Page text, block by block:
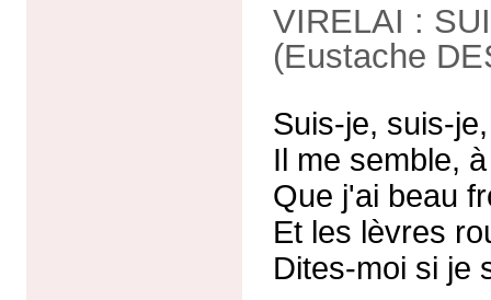
VIRELAI :
(Eustache
Suis-je, suis-
Il me semble,
Que j'ai beau
Et les lèvres
Dites-moi si je